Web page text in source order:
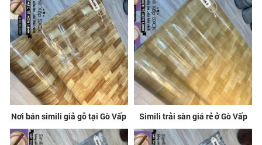
Nơi bán simili giả gỗ tại Gò Vấp Simili trải sàn giá rẻ ở Gò Vấp